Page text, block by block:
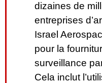
dizaines de
entreprises
Israel
pour la
surveillance
Cela inclut